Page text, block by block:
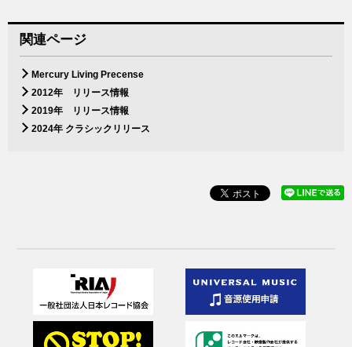
関連ページ
Mercury Living Precense
2012年 リリース情報
2019年 リリース情報
2024年 クラシックリリース